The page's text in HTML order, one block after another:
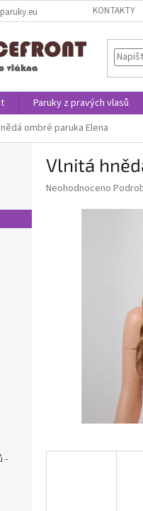
KONTAKTY
Paruky z pravých vlasů
ombré paruka Elena
-
Vlnitá
Průměrné
Neohodnoceno